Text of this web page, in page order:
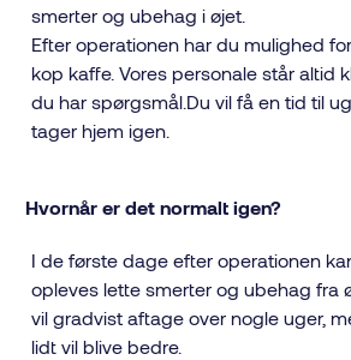
smerter og ubehag i øjet.
Efter operationen har du mulighed
kop kaffe. Vores personale står altid
du har spørgsmål.Du vil få en tid til
tager hjem igen.
Hvornår er det normalt igen?
I de første dage efter operationen
opleves lette smerter og ubehag fra
vil gradvist aftage over nogle uger,
lidt vil blive bedre.